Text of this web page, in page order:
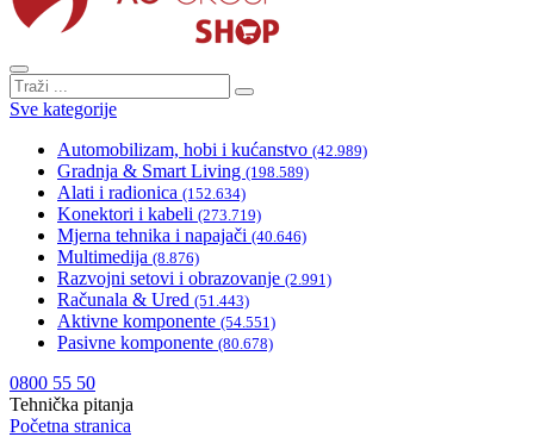
Sve kategorije
Automobilizam, hobi i kućanstvo (42.989)
Gradnja & Smart Living (198.589)
Alati i radionica (152.634)
Konektori i kabeli (273.719)
Mjerna tehnika i napajači (40.646)
Multimedija (8.876)
Razvojni setovi i obrazovanje (2.991)
Računala & Ured (51.443)
Aktivne komponente (54.551)
Pasivne komponente (80.678)
0800 55 50
Tehnička pitanja
Početna stranica